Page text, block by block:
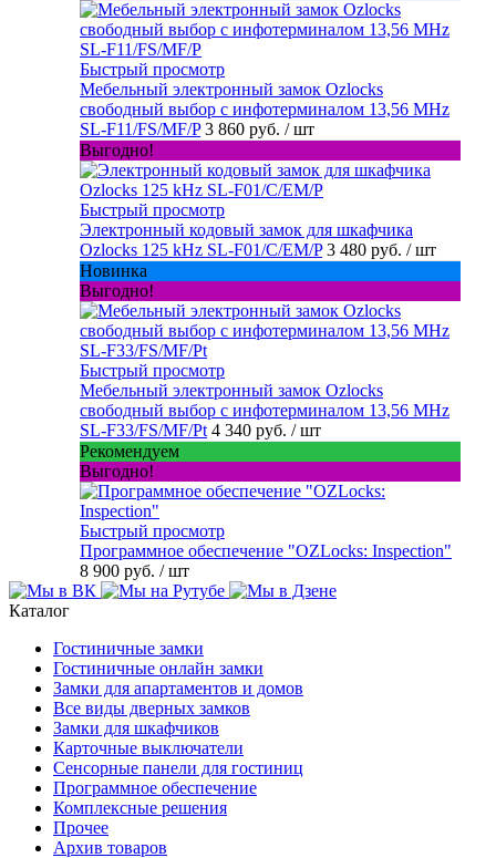
Быстрый просмотр
Мебельный электронный замок Ozlocks
свободный выбор с инфотерминалом 13,56 MHz
SL-F11/FS/MF/P 3 860 руб. / шт
Выгодно!
Быстрый просмотр
Электронный кодовый замок для шкафчика
Ozlocks 125 kHz SL-F01/C/EM/P 3 480 руб. / шт
Новинка
Выгодно!
Быстрый просмотр
Мебельный электронный замок Ozlocks
свободный выбор с инфотерминалом 13,56 MHz
SL-F33/FS/MF/Pt 4 340 руб. / шт
Рекомендуем
Выгодно!
Быстрый просмотр
Программное обеспечение "OZLocks: Inspection"
8 900 руб. / шт
Каталог
Гостиничные замки
Гостиничные онлайн замки
Замки для апартаментов и домов
Все виды дверных замков
Замки для шкафчиков
Карточные выключатели
Сенсорные панели для гостиниц
Программное обеспечение
Комплексные решения
Прочее
Архив товаров